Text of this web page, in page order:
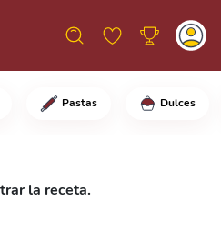
Pastas Dulces
la receta.